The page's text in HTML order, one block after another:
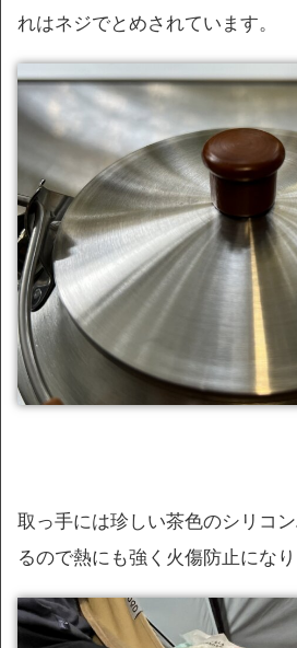
れはネジでとめされています。
取っ手には珍しい茶色のシリコ
るので熱にも強く火傷防止になり